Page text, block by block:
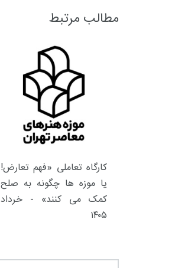
مطالب مرتبط
کارگاه تعاملی «فهم تعارض!
یا موزه ها چگونه به صلح
کمک می کنند» - خرداد
۱۴۰۵
+
راهنما
640 +
معرفی منابع اینترنتی
15
حقوق و هنر